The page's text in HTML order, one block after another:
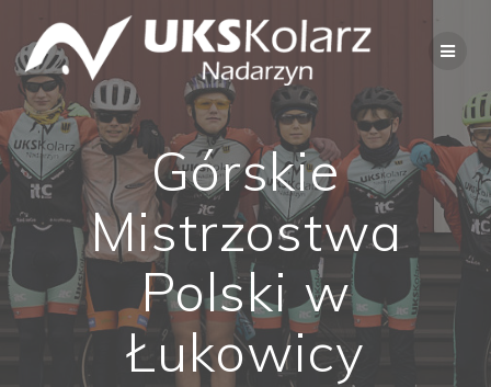
do
treści
Górskie
Mistrzostwa
Polski w
Łukowicy